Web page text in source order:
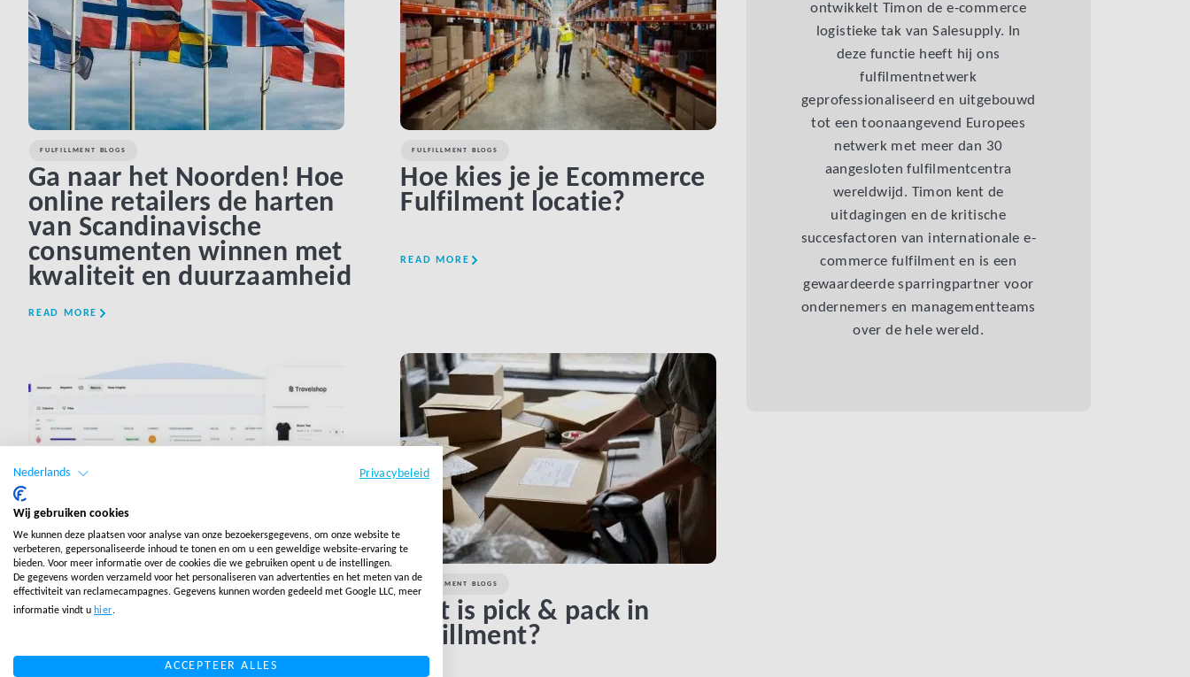
FULFILLMENT BLOGS
Ga naar het Noorden! Hoe
online retailers de harten
van Scandinavische
consumenten winnen met
kwaliteit en duurzaamheid
READ MORE
FULFILLMENT BLOGS
Hoe kies je je Ecommerce
Fulfilment locatie?
READ MORE
RETOUREN BLOGS
De best practice in
automatiseren
LINK BTN
FULFILLMENT BLOGS
Wat is pick & pack in
fulfillment?
LINK BTN
ontwikkelt Timon de e-commerce
logistieke tak van Salesupply. In
deze functie heeft hij ons
fulfilmentnetwerk
geprofessionaliseerd en uitgebouwd
tot een toonaangevend Europees
netwerk met meer dan 30
aangesloten fulfilmentcentra
wereldwijd. Timon kent de
uitdagingen en de kritische
succesfactoren van internationale e-
commerce fulfilment en is een
gewaardeerde sparringpartner voor
ondernemers en managementteams
over de hele wereld.
Nederlands Privacybeleid
Wij gebruiken cookies
We kunnen deze plaatsen voor analyse van onze bezoekersgegevens, om onze website te
verbeteren, gepersonaliseerde inhoud te tonen en om u een geweldige website-ervaring te
bieden. Voor meer informatie over de cookies die we gebruiken opent u de instellingen.
De gegevens worden verzameld voor het personaliseren van advertenties en het meten van de
effectiviteit van reclamecampagnes. Gegevens kunnen worden gedeeld met Google LLC, meer
informatie vindt u hier.
ACCEPTEER ALLES